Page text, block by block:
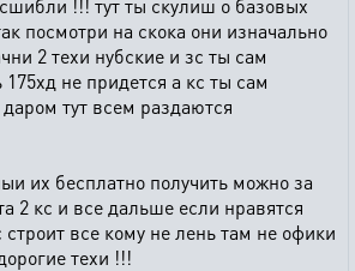
!!! тут ты скулиш о базовых
посмотри на скока они изначально
2 техи нубские и зс ты сам
не придется а кс ты сам
тут всем раздаются
их бесплатно получить можно за
2 кс и все дальше если нравятся
строит все кому не лень там не офики
техи !!!